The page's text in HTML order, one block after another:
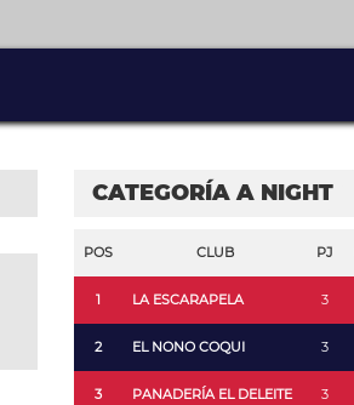
CATEGORÍA A NIGHT
POS CLUB PJ
1 LA ESCARAPELA 3
2 EL NONO COQUI 3
3 PANADERÍA EL DELEITE 3